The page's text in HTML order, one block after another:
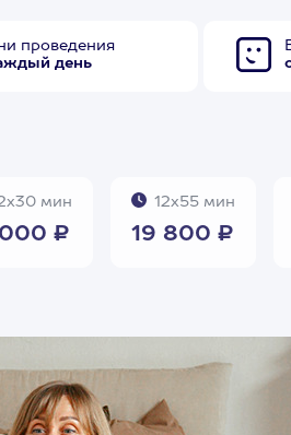
проведения
день
мин
₽
12х55 мин
19 800 ₽